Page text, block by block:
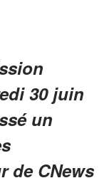
30 juin
un
de CNews